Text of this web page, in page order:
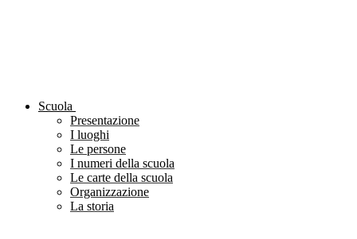
Scuola
Presentazione
I luoghi
Le persone
I numeri della scuola
Le carte della scuola
Organizzazione
La storia